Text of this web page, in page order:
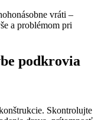
vráti –
a problémom pri
podkrovia
Skontrolujte